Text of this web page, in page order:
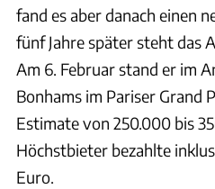
fand es aber danach einen
fünf Jahre später steht das
Am 6. Februar stand er im
Bonhams im Pariser Grand
Estimate von 250.000 bis
Höchstbieter bezahlte
Euro.